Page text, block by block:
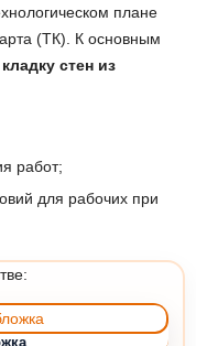
плане
(ТК). К основным
стен из
работ;
для рабочих при